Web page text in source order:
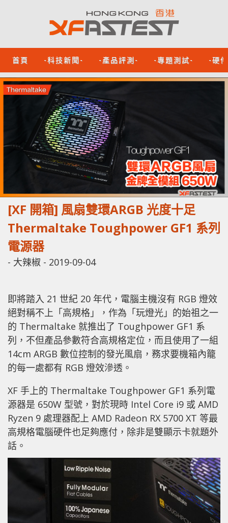
首頁 -科技新聞- -產品評測- -專題測試- -硬
[XF 開箱] 風扇雙環ARGB 光度十足
Thermaltake Toughpower GF1 系列
電源器
- 大辣椒 - 2019-09-04
即將踏入 21 世紀 20 年代，電腦主機沒有 RGB 燈效
絕對稱不上「高規格」，作為「玩燈光」的始祖之一
的 Thermaltake 就推出了 Toughpower GF1 系
列，不但產品參數符合高規格定位，而且使用了一組
14cm ARGB 數位控制的發光風扇，務求要機箱內籠
的每一處都有 RGB 燈效滲透。
XF 手上的 Thermaltake Toughpower GF1 系列電
源器是 650W 型號，對於現時 Intel Core i9 或 AMD
Ryzen 9 處理器配上 AMD Radeon RX 5700 XT 等最
高規格電腦硬件也足夠應付，除非是雙顯示卡就題外
話。